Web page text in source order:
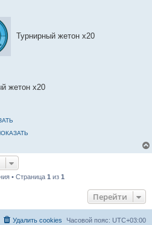
Турнирный жетон х20
жетон х20
• Страница 1 из 1
Перейти
Часовой пояс: UTC+03:00
Удалить cookies